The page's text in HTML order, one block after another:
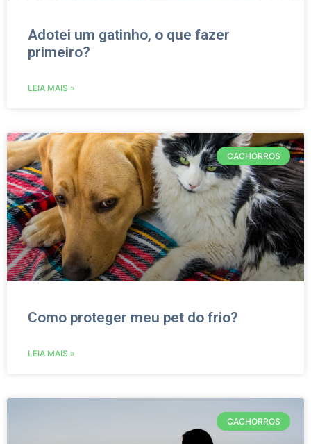
Adotei um gatinho, o que fazer
primeiro?
LEIA MAIS »
CACHORROS
Como proteger meu pet do frio?
LEIA MAIS »
CACHORROS